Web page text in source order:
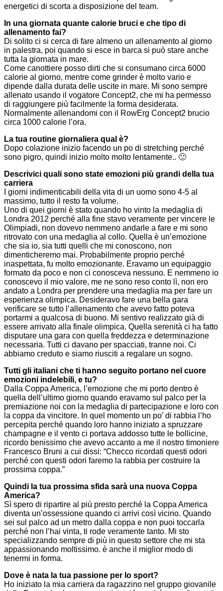
energetici di scorta a disposizione del team.
In una giornata quante calorie bruci e che tipo di
allenamento fai?
Di solito ci si cerca di fare almeno un allenamento al giorno
in palestra, poi quando si esce in barca si può stare anche
tutta la giornata in mare.
Come canottiere posso dirti che si consumano circa 6000
calorie al giorno, mentre come grinder è molto vario e
dipende dalla durata delle uscite in mare. Mi sono sempre
allenato usando il vogatore Concept2, che mi ha permesso
di raggiungere più facilmente la forma desiderata.
Normalmente allenandomi con il RowErg Concept2 brucio
circa 1000 calorie l’ora.
La tua routine giornaliera qual è?
Dopo colazione inizio facendo un po di stretching perché
sono pigro, quindi inizio molto molto lentamente.. 🙂
Descrivici quali sono state emozioni più grandi della tua
carriera
I giorni indimenticabili della vita di un uomo sono 4-5 al
massimo, tutto il resto fa volume.
Uno di quei giorni è stato quando ho vinto la medaglia di
Londra 2012 perché alla fine stavo veramente per vincere le
Olimpiadi, non dovevo nemmeno andarle a fare e mi sono
ritrovato con una medaglia al collo. Quella è un’emozione
che sia io, sia tutti quelli che mi conoscono, non
dimenticheremo mai. Probabilmente proprio perché
inaspettata, fu molto emozionante. Eravamo un equipaggio
formato da poco e non ci conosceva nessuno. E nemmeno io
conoscevo il mio valore, me ne sono reso conto lì, non ero
andato a Londra per prendere una medaglia ma per fare un
esperienza olimpica. Desideravo fare una bella gara
verificare se tutto l’allenamento che avevo fatto poteva
portarmi a qualcosa di buono. Mi sentivo realizzato già di
essere arrivato alla finale olimpica. Quella serenità ci ha fatto
disputare una gara con quella freddezza e determinazione
necessaria. Tutti ci davano per spacciati, tranne noi. Ci
abbiamo creduto e siamo riusciti a regalare un sogno.
Tutti gli italiani che ti hanno seguito portano nel cuore
emozioni indelebili, e tu?
Dalla Coppa America, l’emozione che mi porto dentro è
quella dell’ultimo giorno quando eravamo sul palco per la
premiazione noi con la medaglia di partecipazione e loro con
la coppa da vincitore. In quel momento un po’ di rabbia l’ho
percepita perché quando loro hanno iniziato a spruzzare
champagne e il vento ci portava addosso tutte le bollicine,
ricordo benissimo che avevo accanto a me il nostro timoniere
Francesco Bruni a cui dissi: “Checco ricordati questi odori
perché con questi odori faremo la rabbia per costruire la
prossima coppa.”
Quindi la tua prossima sfida sarà una nuova Coppa
America?
Sì spero di ripartire al più presto perché la Coppa America
diventa un’ossessione quando ci arrivi così vicino. Quando
sei sul palco ad un metro dalla coppa e non puoi toccarla
perché non l’hai vinta, ti rode veramente tanto. Mi sto
specializzando sempre di più in questo settore che mi sta
appassionando moltissimo. è anche il miglior modo di
tenermi in forma.
Dove è nata la tua passione per lo sport?
Ho iniziato la mia carriera da ragazzino nel gruppo giovanile